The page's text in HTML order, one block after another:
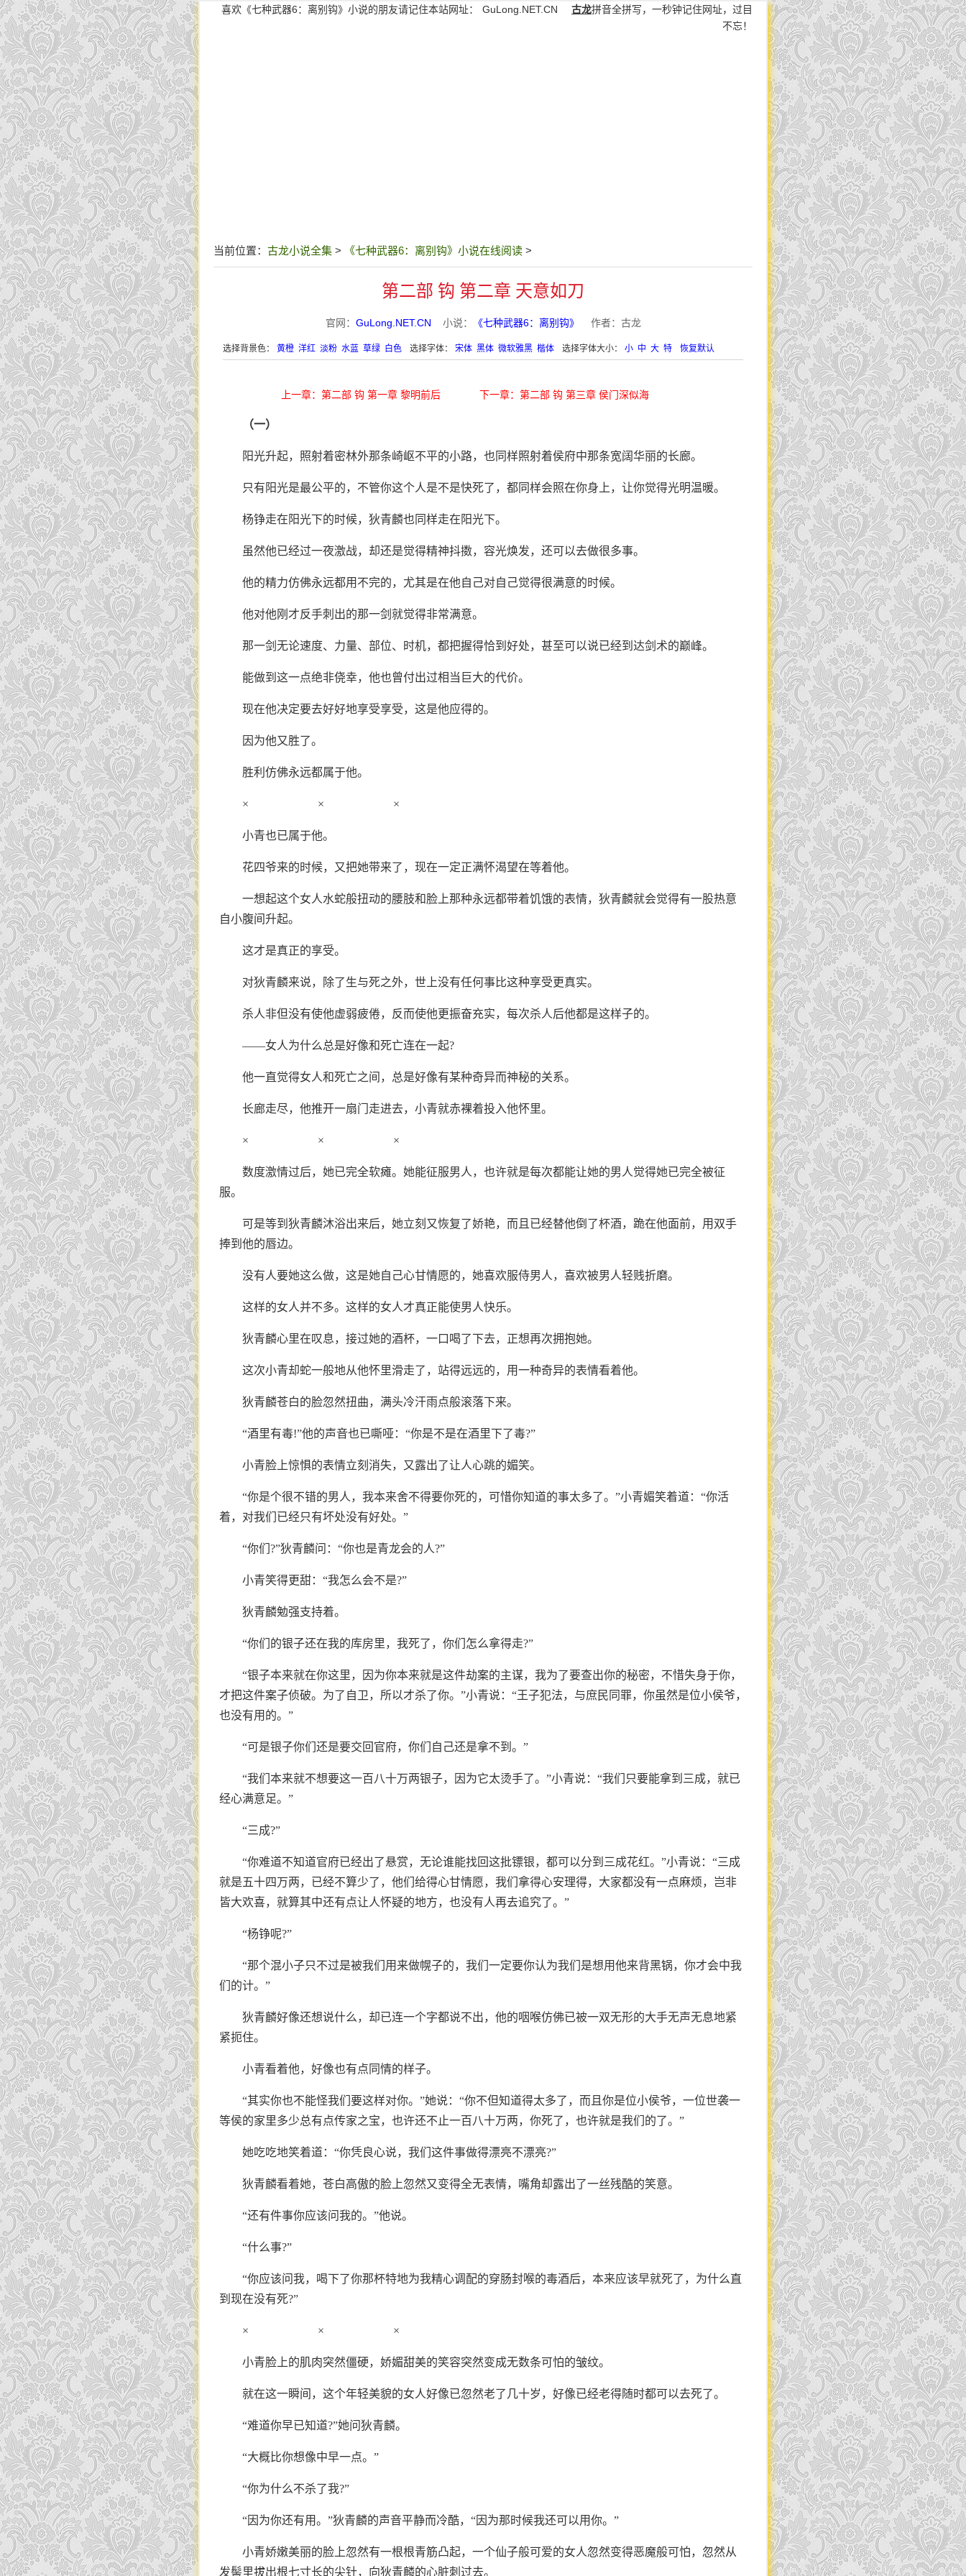
喜欢《七种武器6：离别钩》小说的朋友请记住本站网址： GuLong.NET.CN 古龙拼音全拼写，一秒钟记住网址，过目
不忘！
当前位置： 古龙小说全集 > 《七种武器6：离别钩》小说在线阅读 >
第二部 钩 第二章 天意如刀
官网： GuLong.NET.CN 小说： 《七种武器6：离别钩》 作者：古龙
选择背景色： 黄橙 洋红 淡粉 水蓝 草绿 白色 选择字体： 宋体 黑体 微软雅黑 楷体 选择字体大小： 小 中 大 特 恢复默认
上一章：第二部 钩 第一章 黎明前后 下一章：第二部 钩 第三章 侯门深似海
（一）
阳光升起，照射着密林外那条崎岖不平的小路，也同样照射着侯府中那条宽阔华丽的长廊。
只有阳光是最公平的，不管你这个人是不是快死了，都同样会照在你身上，让你觉得光明温暖。
杨铮走在阳光下的时候，狄青麟也同样走在阳光下。
虽然他已经过一夜激战，却还是觉得精神抖擞，容光焕发，还可以去做很多事。
他的精力仿佛永远都用不完的，尤其是在他自己对自己觉得很满意的时候。
他对他刚才反手刺出的那一剑就觉得非常满意。
那一剑无论速度、力量、部位、时机，都把握得恰到好处，甚至可以说已经到达剑术的巅峰。
能做到这一点绝非侥幸，他也曾付出过相当巨大的代价。
现在他决定要去好好地享受享受，这是他应得的。
因为他又胜了。
胜利仿佛永远都属于他。
× × ×
小青也已属于他。
花四爷来的时候，又把她带来了，现在一定正满怀渴望在等着他。
一想起这个女人水蛇般扭动的腰肢和脸上那种永远都带着饥饿的表情，狄青麟就会觉得有一股热意
自小腹间升起。
这才是真正的享受。
对狄青麟来说，除了生与死之外，世上没有任何事比这种享受更真实。
杀人非但没有使他虚弱疲倦，反而使他更振奋充实，每次杀人后他都是这样子的。
——女人为什么总是好像和死亡连在一起?
他一直觉得女人和死亡之间，总是好像有某种奇异而神秘的关系。
长廊走尽，他推开一扇门走进去，小青就赤裸着投入他怀里。
× × ×
数度激情过后，她已完全软瘫。她能征服男人，也许就是每次都能让她的男人觉得她已完全被征
服。
可是等到狄青麟沐浴出来后，她立刻又恢复了娇艳，而且已经替他倒了杯酒，跪在他面前，用双手
捧到他的唇边。
没有人要她这么做，这是她自己心甘情愿的，她喜欢服侍男人，喜欢被男人轻贱折磨。
这样的女人并不多。这样的女人才真正能使男人快乐。
狄青麟心里在叹息，接过她的酒杯，一口喝了下去，正想再次拥抱她。
这次小青却蛇一般地从他怀里滑走了，站得远远的，用一种奇异的表情看着他。
狄青麟苍白的脸忽然扭曲，满头冷汗雨点般滚落下来。
“酒里有毒!”他的声音也已嘶哑：“你是不是在酒里下了毒?”
小青脸上惊惧的表情立刻消失，又露出了让人心跳的媚笑。
“你是个很不错的男人，我本来舍不得要你死的，可惜你知道的事太多了。”小青媚笑着道：“你活
着，对我们已经只有坏处没有好处。”
“你们?”狄青麟问：“你也是青龙会的人?”
小青笑得更甜：“我怎么会不是?”
狄青麟勉强支持着。
“你们的银子还在我的库房里，我死了，你们怎么拿得走?”
“银子本来就在你这里，因为你本来就是这件劫案的主谋，我为了要查出你的秘密，不惜失身于你，
才把这件案子侦破。为了自卫，所以才杀了你。”小青说：“王子犯法，与庶民同罪，你虽然是位小侯爷，
也没有用的。”
“可是银子你们还是要交回官府，你们自己还是拿不到。”
“我们本来就不想要这一百八十万两银子，因为它太烫手了。”小青说：“我们只要能拿到三成，就已
经心满意足。”
“三成?”
“你难道不知道官府已经出了悬赏，无论谁能找回这批镖银，都可以分到三成花红。”小青说：“三成
就是五十四万两，已经不算少了，他们给得心甘情愿，我们拿得心安理得，大家都没有一点麻烦，岂非
皆大欢喜，就算其中还有点让人怀疑的地方，也没有人再去追究了。”
“杨铮呢?”
“那个混小子只不过是被我们用来做幌子的，我们一定要你认为我们是想用他来背黑锅，你才会中我
们的计。”
狄青麟好像还想说什么，却已连一个字都说不出，他的咽喉仿佛已被一双无形的大手无声无息地紧
紧扼住。
小青看着他，好像也有点同情的样子。
“其实你也不能怪我们要这样对你。”她说：“你不但知道得太多了，而且你是位小侯爷，一位世袭一
等侯的家里多少总有点传家之宝，也许还不止一百八十万两，你死了，也许就是我们的了。”
她吃吃地笑着道：“你凭良心说，我们这件事做得漂亮不漂亮?”
狄青麟看着她，苍白高傲的脸上忽然又变得全无表情，嘴角却露出了一丝残酷的笑意。
“还有件事你应该问我的。”他说。
“什么事?”
“你应该问我，喝下了你那杯特地为我精心调配的穿肠封喉的毒酒后，本来应该早就死了，为什么直
到现在没有死?”
× × ×
小青脸上的肌肉突然僵硬，娇媚甜美的笑容突然变成无数条可怕的皱纹。
就在这一瞬间，这个年轻美貌的女人好像已忽然老了几十岁，好像已经老得随时都可以去死了。
“难道你早已知道?”她问狄青麟。
“大概比你想像中早一点。”
“你为什么不杀了我?”
“因为你还有用。”狄青麟的声音平静而冷酷，“因为那时候我还可以用你。”
小青娇嫩美丽的脸上忽然有一根根青筋凸起，一个仙子般可爱的女人忽然变得恶魔般可怕，忽然从
发髻里拔出根七寸长的尖针，向狄青麟的心脏刺过去。